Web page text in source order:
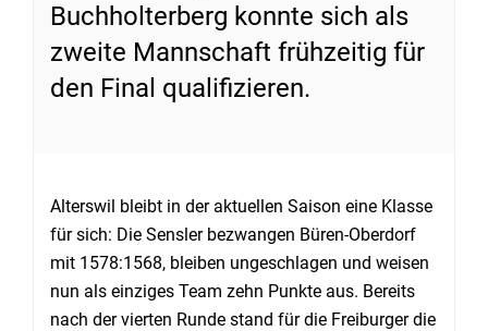
Buchholterberg konnte sich als
zweite Mannschaft frühzeitig für
den Final qualifizieren.
Alterswil bleibt in der aktuellen Saison eine Klasse
für sich: Die Sensler bezwangen Büren-Oberdorf
mit 1578:1568, bleiben ungeschlagen und weisen
nun als einziges Team zehn Punkte aus. Bereits
nach der vierten Runde stand für die Freiburger die